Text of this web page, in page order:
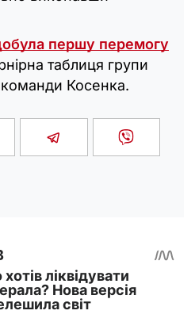
першу перемогу
таблиця групи
Косенка.